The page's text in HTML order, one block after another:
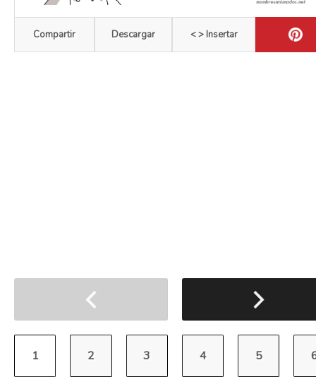
Compartir Descargar < > Insertar